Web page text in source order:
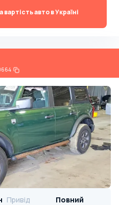
вартість авто в Україні
Привід
Повний